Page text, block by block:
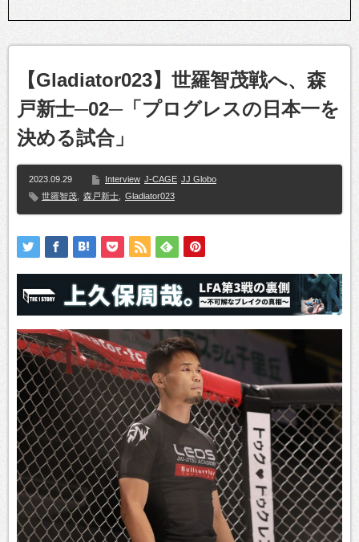
【Gladiator023】世羅智茂戦へ、森
戸新士─02─「プログレスの日本一を
決める試合」
2023.09.29 Interview J-CAGE JJ Globo
世羅智茂
森戸新士 Gladiator023